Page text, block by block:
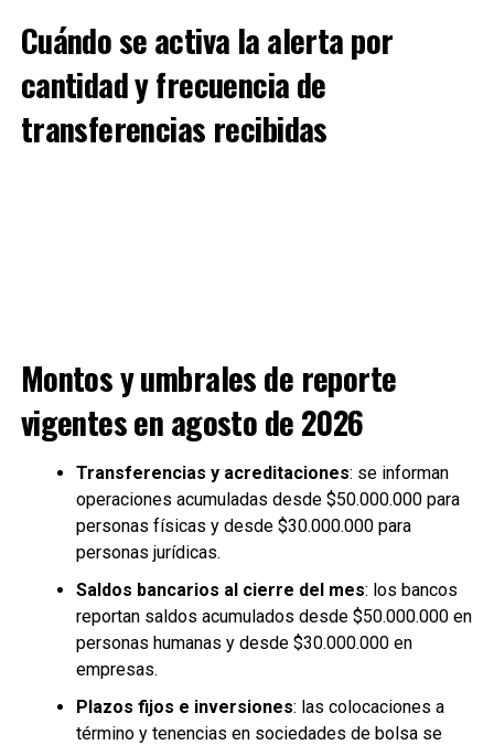
Cuándo se activa la alerta por
cantidad y frecuencia de
transferencias recibidas
Montos y umbrales de reporte
vigentes en agosto de 2026
Transferencias y acreditaciones: se informan
operaciones acumuladas desde $50.000.000 para
personas físicas y desde $30.000.000 para
personas jurídicas.
Saldos bancarios al cierre del mes: los bancos
reportan saldos acumulados desde $50.000.000 en
personas humanas y desde $30.000.000 en
empresas.
Plazos fijos e inversiones: las colocaciones a
término y tenencias en sociedades de bolsa se